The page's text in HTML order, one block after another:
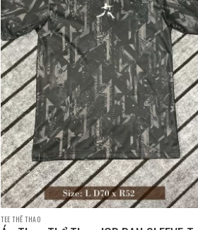
TEE THỂ THAO